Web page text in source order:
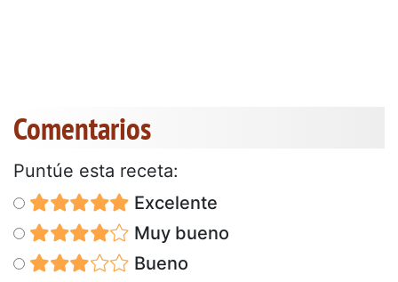
Comentarios
Puntúe esta receta:
Excelente
Muy bueno
Bueno